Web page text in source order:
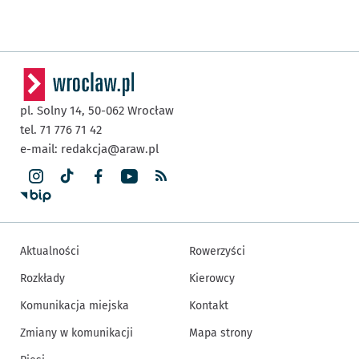
pl. Solny 14, 50-062 Wrocław
tel. 71 776 71 42
e-mail: redakcja@araw.pl
Aktualności
Rozkłady
Komunikacja miejska
Zmiany w komunikacji
Rowerzyści
Kierowcy
Kontakt
Mapa strony